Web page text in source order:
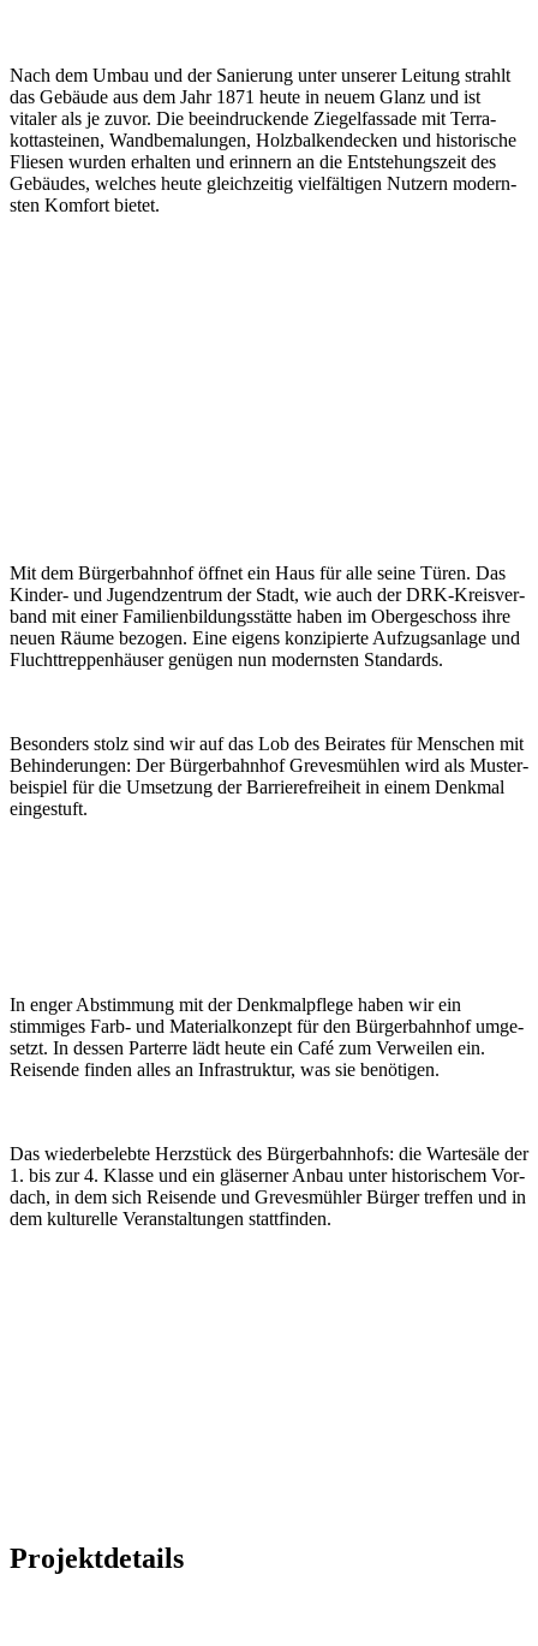
Nach dem Umbau und der Sanie­rung unter unserer Lei­tung strahlt
das Gebäu­de aus dem Jahr 1871 heute in neuem Glanz und ist
vitaler als je zuvor. Die beein­druck­ende Ziegel­fas­sade mit Terra­
kotta­steinen, Wand­bema­lungen, Holz­balken­decken und histo­rische
Fliesen wurden erhalten und erinnern an die Ent­steh­ungs­zeit des
Gebäudes, welches heute gleich­zeitig viel­fäl­tigen Nutzern modern­
sten Kom­fort bietet.
Mit dem Bürgerbahnhof öffnet ein Haus für alle seine Türen. Das
Kinder- und Jugend­zentrum der Stadt, wie auch der DRK-Kreis­ver­
band mit einer Familien­bil­dungs­stätte haben im Ober­geschoss ihre
neuen Räume bezogen. Eine eigens konzi­pierte Auf­zugs­anlage und
Flucht­treppen­häuser genügen nun modern­sten Stan­dards.
Besonders stolz sind wir auf das Lob des Beirates für Menschen mit
Behin­de­rungen: Der Bürger­bahn­hof Greves­mühlen wird als Muster­
bei­spiel für die Um­setz­ung der Barriere­frei­heit in einem Denk­mal
ein­ge­stuft.
In enger Abstimmung mit der Denkmal­pflege haben wir ein
stimmiges Farb- und Material­konzept für den Bürger­bahn­hof um­ge­
setzt. In dessen Par­ter­re lädt heute ein Café zum Ver­­weilen ein.
Reis­ende finden alles an Infra­­struktur, was sie benötigen.
Das wiederbelebte Herz­stück des Bürger­bahn­hofs: die Warte­säle der
1. bis zur 4. Klasse und ein gläs­erner Anbau unter his­to­­rischem Vor­­
dach, in dem sich Rei­s­en­de und Greves­mühler Bürger treffen und in
dem kultur­elle Ver­an­stal­tungen statt­finden.
Projektdetails